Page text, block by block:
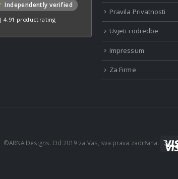
Independently verified
|4.91 product rating
Pravila Privatnosti
Uvjeti i odredbe
Impressum
Za Firme
©ARNA Designs. Od 2019 za Vas, sva prava zadržana.